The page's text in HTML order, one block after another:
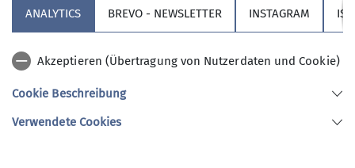
Bergblicke und -erfahrung auf ihre Weise,
abwechslungsreiche Steige entlang der
spektakulären Felswände und gemeinsame
gemütliche Abende auf kleinen Almen oder
Hütten. Vor Ort noch beeindruckender als
Klettersteige und Pfade entlang der Bänder in
ANALYTICS BREVO - NEWSLETTER INSTAGRAM
Akzeptieren (Übertragung von Nutzerdaten und Cookie)
Cookie Beschreibung
Verwendete Cookies